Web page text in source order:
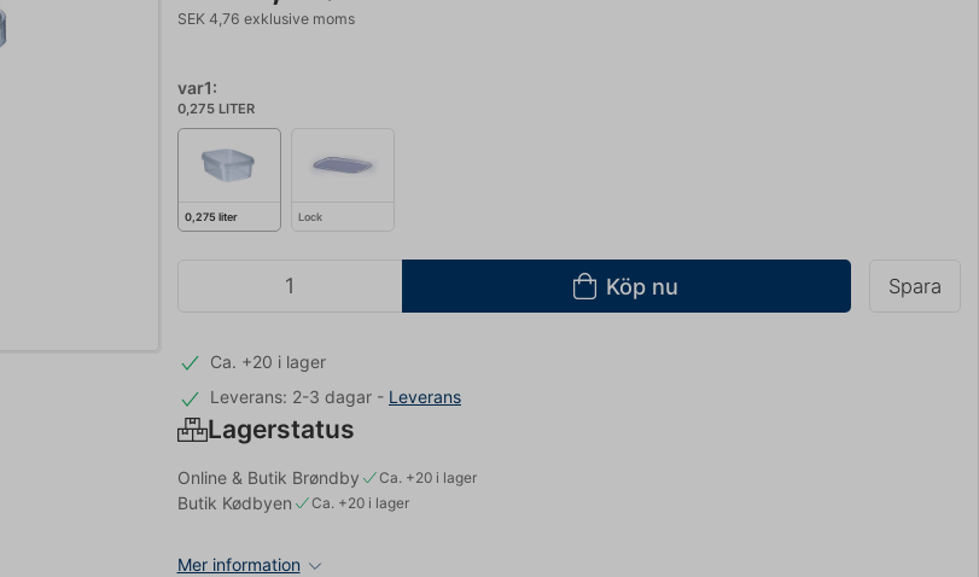
SEK 4,76 exklusive moms
var1:
0,275 LITER
0,275 liter Lock
Köp nu Spara
Ca. +20 i lager
Leverans: 2-3 dagar - Leverans
Lagerstatus
Online & Butik Brøndby Ca. +20 i lager
Butik Kødbyen Ca. +20 i lager
Mer information